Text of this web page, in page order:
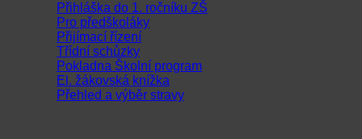
Přihláška do 1. ročníku ZŠ
Pro předškoláky
Přijímací řízení
Třídní schůzky
Pokladna Školní program
El. žákovská knížka
Přehled a výběr stravy